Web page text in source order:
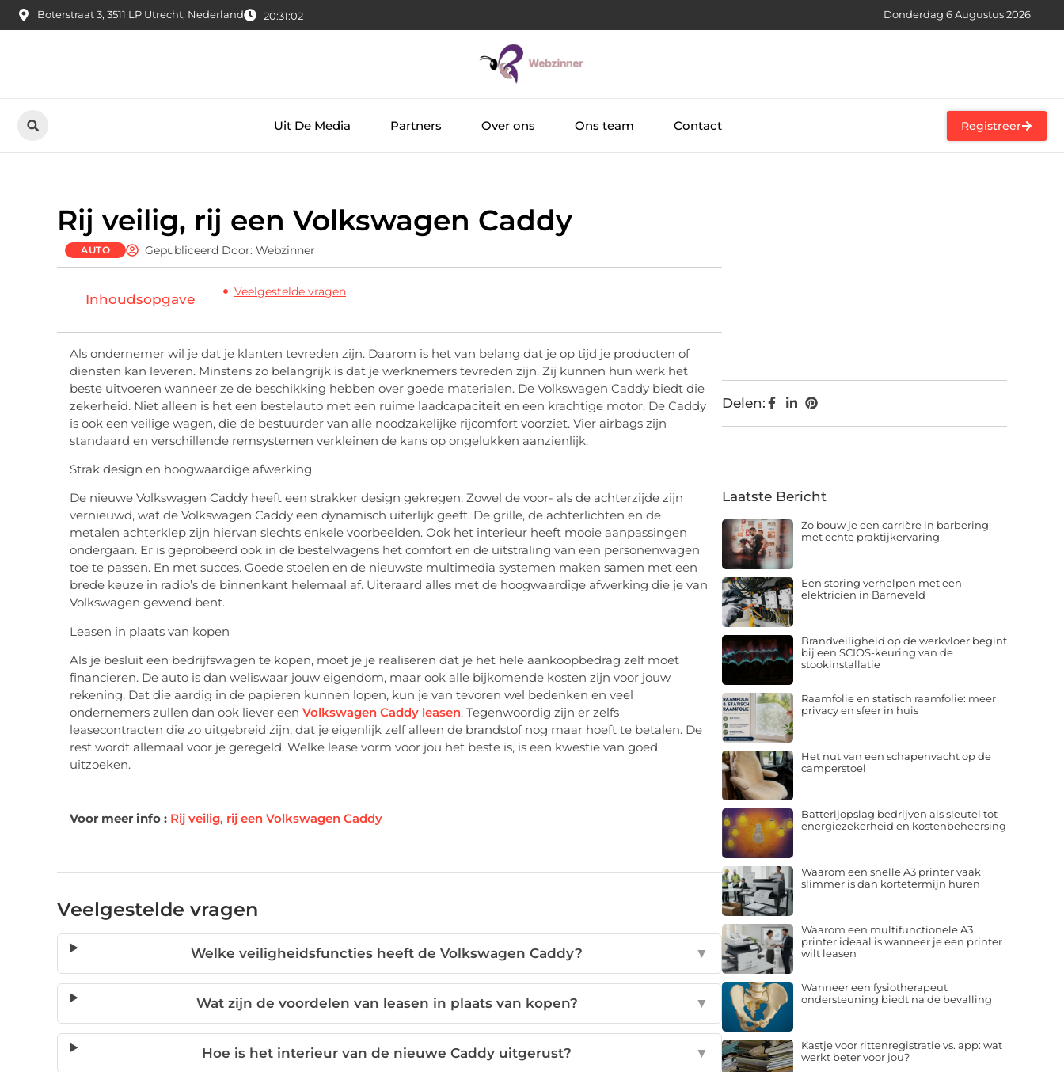
Boterstraat 3, 3511 LP Utrecht, Nederland 20:31:03 Donderdag 6 Augustus 2026
Uit De Media Partners Over ons Ons team Contact Registreer
Rij veilig, rij een Volkswagen Caddy
AUTO Gepubliceerd Door: Webzinner
Inhoudsopgave Veelgestelde vragen
Als ondernemer wil je dat je klanten tevreden zijn. Daarom is het van belang dat je op tijd je producten of
diensten kan leveren. Minstens zo belangrijk is dat je werknemers tevreden zijn. Zij kunnen hun werk het
beste uitvoeren wanneer ze de beschikking hebben over goede materialen. De Volkswagen Caddy biedt die
zekerheid. Niet alleen is het een bestelauto met een ruime laadcapaciteit en een krachtige motor. De Caddy
is ook een veilige wagen, die de bestuurder van alle noodzakelijke rijcomfort voorziet. Vier airbags zijn
standaard en verschillende remsystemen verkleinen de kans op ongelukken aanzienlijk.
Strak design en hoogwaardige afwerking
De nieuwe Volkswagen Caddy heeft een strakker design gekregen. Zowel de voor- als de achterzijde zijn
vernieuwd, wat de Volkswagen Caddy een dynamisch uiterlijk geeft. De grille, de achterlichten en de
metalen achterklep zijn hiervan slechts enkele voorbeelden. Ook het interieur heeft mooie aanpassingen
ondergaan. Er is geprobeerd ook in de bestelwagens het comfort en de uitstraling van een personenwagen
toe te passen. En met succes. Goede stoelen en de nieuwste multimedia systemen maken samen met een
brede keuze in radio’s de binnenkant helemaal af. Uiteraard alles met de hoogwaardige afwerking die je van
Volkswagen gewend bent.
Leasen in plaats van kopen
Als je besluit een bedrijfswagen te kopen, moet je je realiseren dat je het hele aankoopbedrag zelf moet
financieren. De auto is dan weliswaar jouw eigendom, maar ook alle bijkomende kosten zijn voor jouw
rekening. Dat die aardig in de papieren kunnen lopen, kun je van tevoren wel bedenken en veel
ondernemers zullen dan ook liever een Volkswagen Caddy leasen. Tegenwoordig zijn er zelfs
leasecontracten die zo uitgebreid zijn, dat je eigenlijk zelf alleen de brandstof nog maar hoeft te betalen. De
rest wordt allemaal voor je geregeld. Welke lease vorm voor jou het beste is, is een kwestie van goed
uitzoeken.
Voor meer info : Rij veilig, rij een Volkswagen Caddy
Veelgestelde vragen
Welke veiligheidsfuncties heeft de Volkswagen Caddy? ▼
Wat zijn de voordelen van leasen in plaats van kopen? ▼
Hoe is het interieur van de nieuwe Caddy uitgerust? ▼
Delen:
Laatste Bericht
Zo bouw je een carrière in barbering
met echte praktijkervaring
Een storing verhelpen met een
elektricien in Barneveld
Brandveiligheid op de werkvloer begint
bij een SCIOS-keuring van de
stookinstallatie
Raamfolie en statisch raamfolie: meer
privacy en sfeer in huis
Het nut van een schapenvacht op de
camperstoel
Batterijopslag bedrijven als sleutel tot
energiezekerheid en kostenbeheersing
Waarom een snelle A3 printer vaak
slimmer is dan kortetermijn huren
Waarom een multifunctionele A3
printer ideaal is wanneer je een printer
wilt leasen
Wanneer een fysiotherapeut
ondersteuning biedt na de bevalling
Kastje voor rittenregistratie vs. app: wat
werkt beter voor jou?